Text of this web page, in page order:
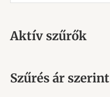
Aktív szűrők
Szűrés ár szerint